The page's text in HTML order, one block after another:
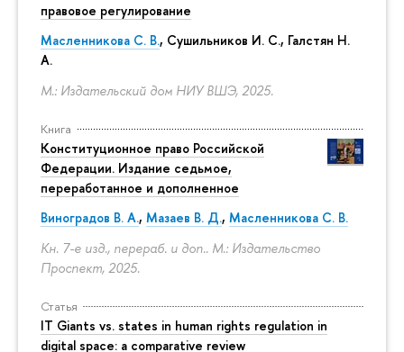
правовое регулирование
Масленникова С. В., Сушильников И. С., Галстян Н.
А.
М.: Издательский дом НИУ ВШЭ, 2025.
Книга
Конституционное право Российской
Федерации. Издание седьмое,
переработанное и дополненное
Виноградов В. А., Мазаев В. Д., Масленникова С. В.
Кн. 7-е изд., перераб. и доп.. М.: Издательство
Проспект, 2025.
Статья
IT Giants vs. states in human rights regulation in
digital space: a comparative review